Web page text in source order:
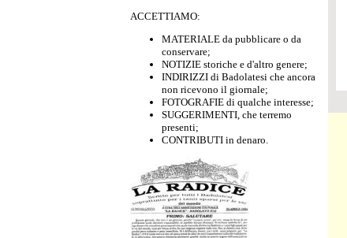
ACCETTIAMO:
MATERIALE da pubblicare o da
conservare;
NOTIZIE storiche e d'altro genere;
INDIRIZZI di Badolatesi che ancora
non ricevono il giornale;
FOTOGRAFIE di qualche interesse;
SUGGERIMENTI, che terremo
presenti;
CONTRIBUTI in denaro.